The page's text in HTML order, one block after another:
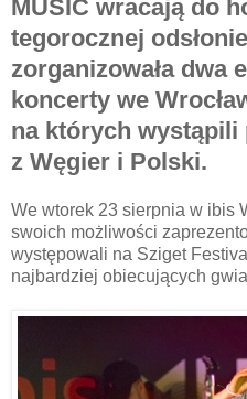
MUSIC wracają do
tegorocznej
zorganizowała dwa
koncerty we
na których
z Węgier i Polski.
We wtorek 23 sierpnia w ibis
swoich możliwości
występowali na Sziget
najbardziej obiecujących